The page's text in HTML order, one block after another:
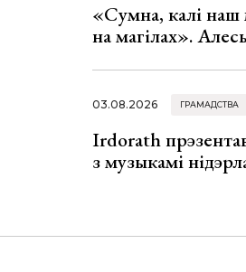
«Сумна, калі
на магілах».
03.08.2026 ГРАМАДСТВА
Irdorath
з музыкамі